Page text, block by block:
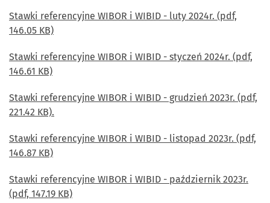
Stawki referencyjne WIBOR i WIBID - luty 2024r. (pdf,
146.05 KB)
Stawki referencyjne WIBOR i WIBID - styczeń 2024r. (pdf,
146.61 KB)
Stawki referencyjne WIBOR i WIBID - grudzień 2023r. (pdf,
221.42 KB).
Stawki referencyjne WIBOR i WIBID - listopad 2023r. (pdf,
146.87 KB)
Stawki referencyjne WIBOR i WIBID - październik 2023r.
(pdf, 147.19 KB)